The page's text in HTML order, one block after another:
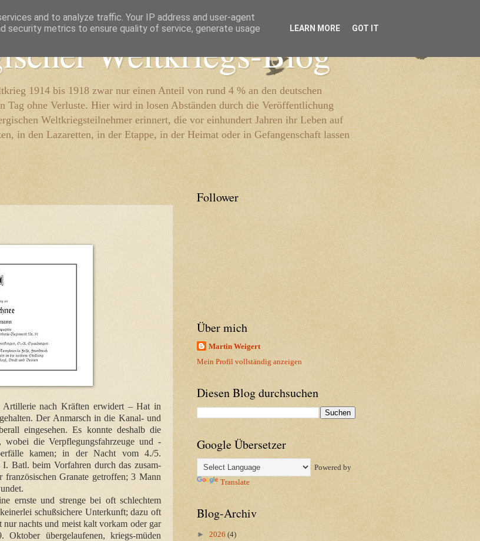
Weltkriegs-Blog
1914 bis 1918 zwar nur einen Anteil von rund 4 % an den deutschen
Tag ohne Verluste. Hier wird in losen Abständen durch die Veröffentlichung
Weltkriegsteilnehmer erinnert, die vor einhundert Jahren ihr Leben auf
in den Lazaretten, in der Etappe, in der Heimat oder in Gefangenschaft lassen
Artillerie nach Kräften erwidert – Hat in
Der Anmarsch in die Kanal- und
eingesehen. Es konnte deshalb die
wobei die Verpflegungsfahrzeuge und -
kamen; in der Nacht vom 4./5.
Batl. beim Vorfahren durch das zusam-
französischen Granate getroffen; 3 Mann
ernste und strenge bei oft schlechtem
schußsichere Unterkunft; dazu oft
nachts und meist kalt vorkam oder gar
übergelaufenen, kriegs-müden
Follower
Über mich
Martin Weigert
Mein Profil vollständig anzeigen
Diesen Blog durchsuchen
Google Übersetzer
Powered by
Translate
Blog-Archiv
► 2026 (4)
and to analyze traffic. Your IP address and user-agent
security metrics to ensure quality of service, generate usage
LEARN MORE GOT IT